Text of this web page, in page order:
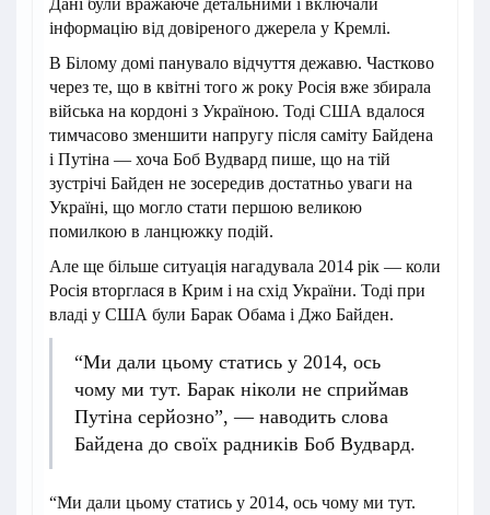
інформацію від довіреного джерела у Кремлі.
В Білому домі панувало відчуття дежавю. Частково
через те, що в квітні того ж року Росія вже збирала
війська на кордоні з Україною. Тоді США вдалося
тимчасово зменшити напругу після саміту Байдена
і Путіна — хоча Боб Вудвард пише, що на тій
зустрічі Байден не зосередив достатньо уваги на
Україні, що могло стати першою великою
помилкою в ланцюжку подій.
Але ще більше ситуація нагадувала 2014 рік — коли
Росія вторглася в Крим і на схід України. Тоді при
владі у США були Барак Обама і Джо Байден.
“Ми дали цьому статись у 2014, ось
чому ми тут. Барак ніколи не сприймав
Путіна серйозно”, — наводить слова
Байдена до своїх радників Боб Вудвард.
“Ми дали цьому статись у 2014, ось чому ми тут.